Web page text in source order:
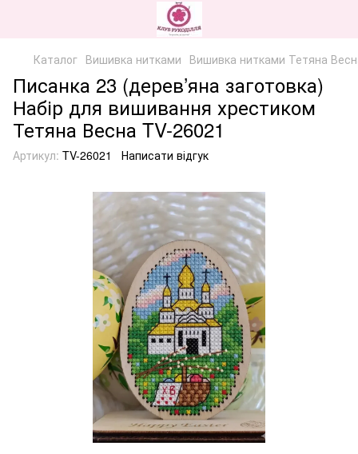
Каталог Вишивка нитками Вишивка нитками Тетяна
Писанка 23 (дерев’яна заготовка)
Набір для вишивання хрестиком
Тетяна Весна TV-26021
Артикул: TV-26021 Написати відгук